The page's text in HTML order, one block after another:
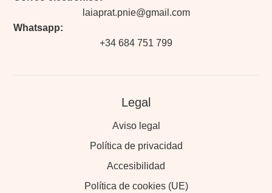
laiaprat.pnie@gmail.com
Whatsapp:
+34 684 751 799
Legal
Aviso legal
Política de privacidad
Accesibilidad
Política de cookies (UE)